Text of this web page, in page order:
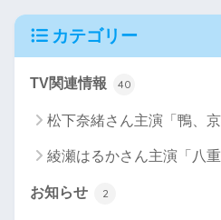
カテゴリー
TV関連情報 40
松下奈緒さん主演「鴨、
綾瀬はるかさん主演「八重
お知らせ 2